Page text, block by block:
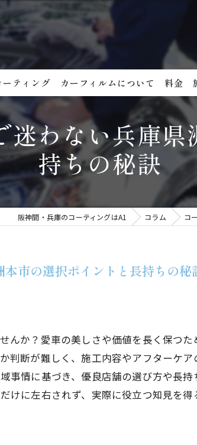
ーティング カーフィルムについて 料金
カーコ
ホイ
ガラ
メン
迷わない兵庫
持ちの秘訣
阪神間・兵庫のコーティングはA1 コラム コ
市の選択ポイントと長持ちの秘
んか？愛車の美しさや価値を長く保つ
判断が難しく、施工内容やアフターケ
事情に基づき、優良店舗の選び方や長
けに左右されず、実際に役立つ知見を